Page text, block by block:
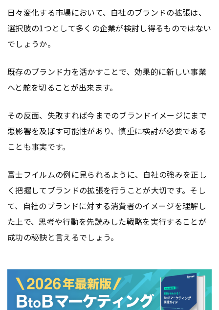
日々変化する市場において、自社のブランドの拡張は、
選択肢の1つとして多くの企業が検討し得るものではない
でしょうか。
既存のブランド力を活かすことで、効果的に新しい事業
へと舵を切ることが出来ます。
その反面、失敗すれば今までのブランドイメージにまで
悪影響を及ぼす可能性があり、慎重に検討が必要である
ことも事実です。
富士フイルムの例に見られるように、自社の強みを正し
く把握してブランドの拡張を行うことが大切です。そし
て、自社のブランドに対する消費者のイメージを理解し
た上で、思考や行動を先読みした戦略を実行することが
成功の秘訣と言えるでしょう。